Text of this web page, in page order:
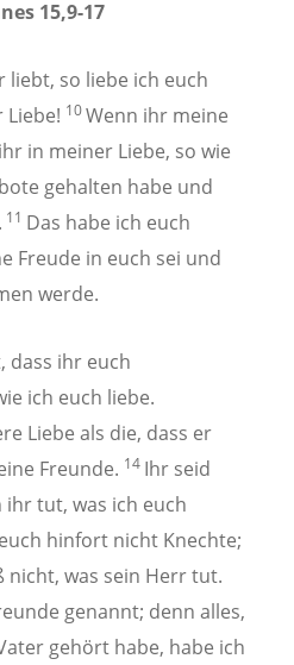
15,9-17
liebt, so liebe ich euch
10Wenn ihr meine
in meiner Liebe, so wie
gehalten habe und
11 Das habe ich euch
Freude in euch sei und
werde.
dass ihr euch
ich euch liebe.
Liebe als die, dass er
Freunde. 14 Ihr seid
ihr tut, was ich euch
hinfort nicht Knechte;
nicht, was sein Herr tut.
genannt; denn alles,
gehört habe, habe ich